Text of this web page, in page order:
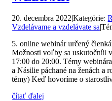
20. decembra 2022|Kategórie:
Vzdelávame a vzdelávate sa|
5. online webinár určený
Možnosti voľby sa uskutočníil
17:00 do 20:00. Témy
a Násilie páchané na ženách a
témy) Keď hovoríme o
čítať ďalej